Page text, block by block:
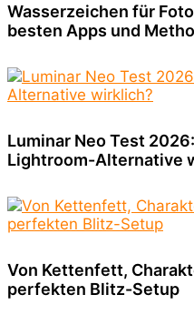
Wasserzeichen für
besten Apps und
Luminar Neo Test
Lightroom-Alternative
Von Kettenfett,
perfekten Blitz-Setup